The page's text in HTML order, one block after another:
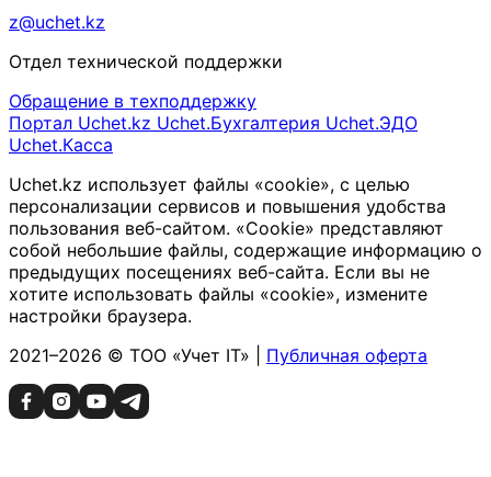
z@uchet.kz
Отдел технической поддержки
Обращение в техподдержку
Портал Uchet.kz Uchet.Бухгалтерия Uchet.ЭДО
Uchet.Касса
Uchet.kz использует файлы «cookie», с целью
персонализации сервисов и повышения удобства
пользования веб-сайтом. «Cookie» представляют
собой небольшие файлы, содержащие информацию о
предыдущих посещениях веб-сайта. Если вы не
хотите использовать файлы «cookie», измените
настройки браузера.
2021–2026 © ТОО «Учет IT» | Публичная оферта